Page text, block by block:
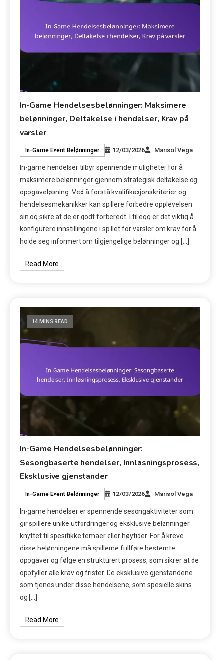
In-Game Hendelsesbelønninger: Maksimere
belønninger, Deltakelse i hendelser, Krav på
varsler
In-Game Event Belønninger 12/03/2026 Marisol Vega
In-game hendelser tilbyr spennende muligheter for å
maksimere belønninger gjennom strategisk deltakelse og
oppgaveløsning. Ved å forstå kvalifikasjonskriterier og
hendelsesmekanikker kan spillere forbedre opplevelsen
sin og sikre at de er godt forberedt. I tillegg er det viktig å
konfigurere innstillingene i spillet for varsler om krav for å
holde seg informert om tilgjengelige belønninger og […]
Read More
14 MINS READ
In-Game Hendelsesbelønninger:
Sesongbaserte hendelser, Innløsningsprosess,
Eksklusive gjenstander
In-Game Event Belønninger 12/03/2026 Marisol Vega
In-game hendelser er spennende sesongaktiviteter som
gir spillere unike utfordringer og eksklusive belønninger
knyttet til spesifikke temaer eller høytider. For å kreve
disse belønningene må spillerne fullføre bestemte
oppgaver og følge en strukturert prosess, som sikrer at de
oppfyller alle krav og frister. De eksklusive gjenstandene
som tjenes under disse hendelsene, som spesielle skins
og […]
Read More